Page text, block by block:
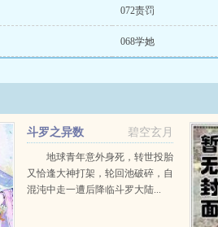
072责罚
068学她
碧空玄月
斗罗之异数
地球青年意外身死，转世投胎
又恰逢大神打架，轮回池破碎，自
混沌中走一遭后降临斗罗大陆...